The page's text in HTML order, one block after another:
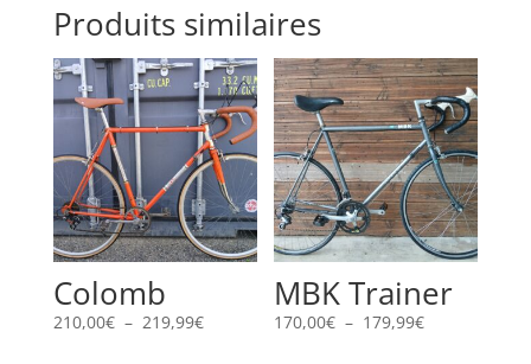
Produits similaires
Colomb
210,00€ – 219,99€Plage
MBK Trainer
170,00€ – 179,99€Plage